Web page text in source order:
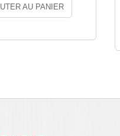
AU PANIER